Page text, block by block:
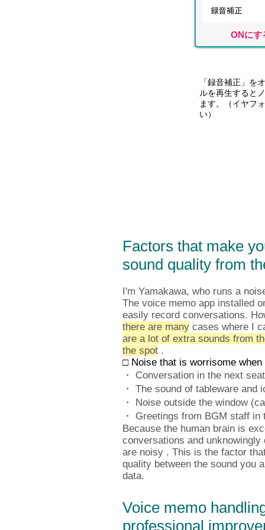
ONにす
「録音補正」を
ルを再生すると
ます。（イヤフ
い）
Factors that make
sound quality from
I'm Yamakawa, who runs a
The voice memo app installed
easily record conversations.
there are many cases where I
are a lot of extra sounds from
the spot .
□ Noise that is worrisome when
・ Conversation in the next seat
・ The sound of tableware and
・ Noise outside the window
・ Greetings from BGM staff in
Because the human brain is
conversations and
are noisy . This is the factor
quality between the sound you
data.
Voice memo
professional